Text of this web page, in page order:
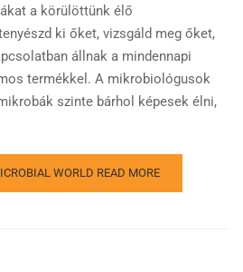
a körülöttünk élő
ki őket, vizsgáld meg őket,
állnak a mindennapi
termékkel. A mikrobiológusok
szinte bárhol képesek élni,
WORLD READ MORE